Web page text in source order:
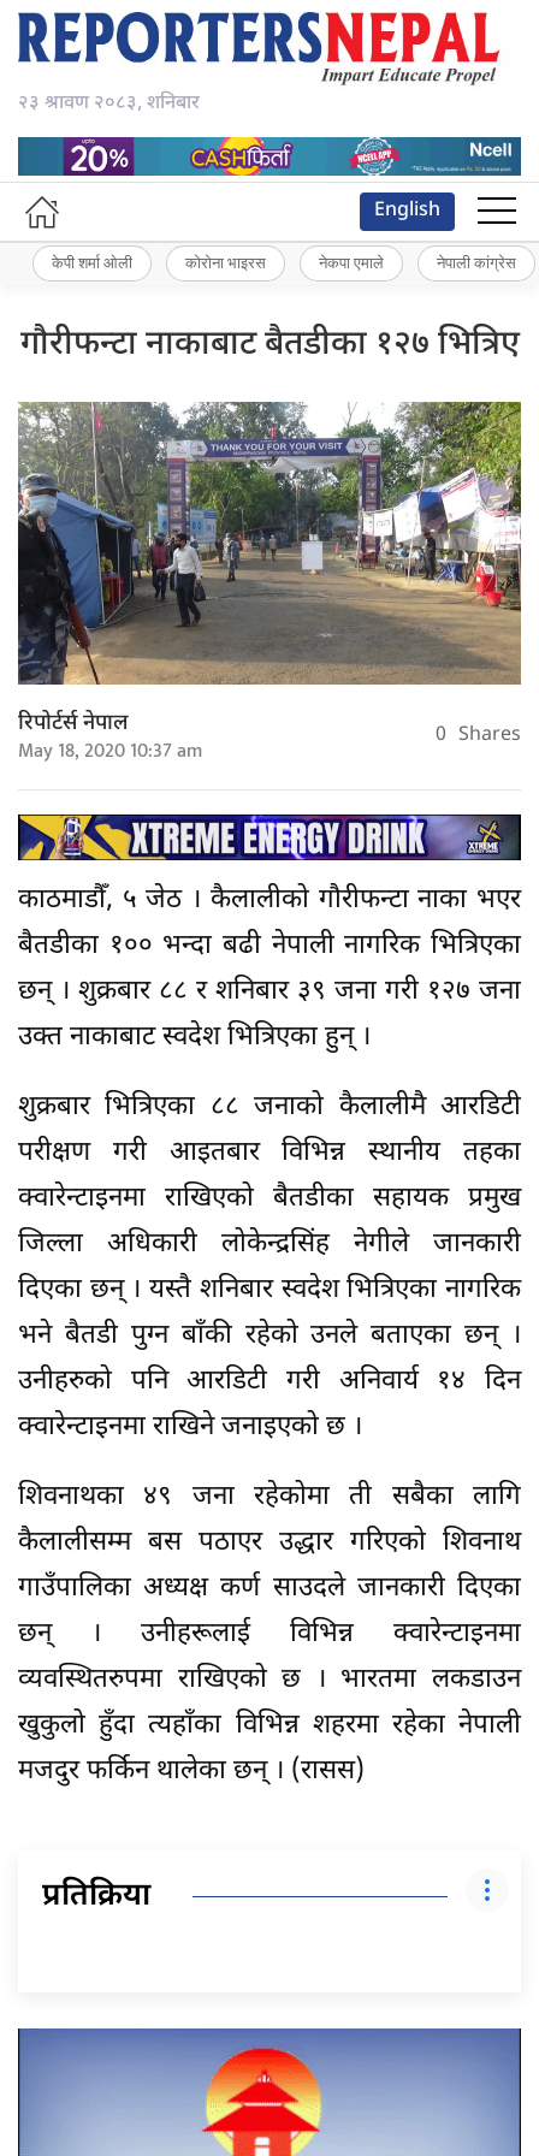
२३ श्रावण २०८३, शनिबार
English
केपी शर्मा ओली कोरोना भाइरस नेकपा एमाले नेपाली कांग्रेस
गौरीफन्टा नाकाबाट बैतडीका १२७ भित्रिए
रिपोर्टर्स नेपाल
May 18, 2020 10:37 am 0 Shares
काठमाडौँ, ५ जेठ । कैलालीको गौरीफन्टा नाका भएर
बैतडीका १०० भन्दा बढी नेपाली नागरिक भित्रिएका
छन् । शुक्रबार ८८ र शनिबार ३९ जना गरी १२७ जना
उक्त नाकाबाट स्वदेश भित्रिएका हुन् ।
शुक्रबार भित्रिएका ८८ जनाको कैलालीमै आरडिटी
परीक्षण गरी आइतबार विभिन्न स्थानीय तहका
क्वारेन्टाइनमा राखिएको बैतडीका सहायक प्रमुख
जिल्ला अधिकारी लोकेन्द्रसिंह नेगीले जानकारी
दिएका छन् । यस्तै शनिबार स्वदेश भित्रिएका नागरिक
भने बैतडी पुग्न बाँकी रहेको उनले बताएका छन् ।
उनीहरुको पनि आरडिटी गरी अनिवार्य १४ दिन
क्वारेन्टाइनमा राखिने जनाइएको छ ।
शिवनाथका ४९ जना रहेकोमा ती सबैका लागि
कैलालीसम्म बस पठाएर उद्धार गरिएको शिवनाथ
गाउँपालिका अध्यक्ष कर्ण साउदले जानकारी दिएका
छन् । उनीहरूलाई विभिन्न क्वारेन्टाइनमा
व्यवस्थितरुपमा राखिएको छ । भारतमा लकडाउन
खुकुलो हुँदा त्यहाँका विभिन्न शहरमा रहेका नेपाली
मजदुर फर्किन थालेका छन् । (रासस)
प्रतिक्रिया